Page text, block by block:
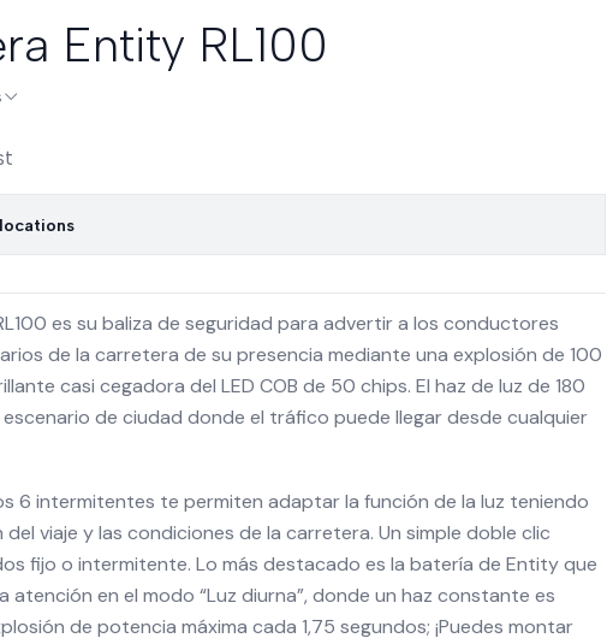
Entity RL100
es su baliza de seguridad para advertir a los conductores
de la carretera de su presencia mediante una explosión de 100
casi cegadora del LED COB de 50 chips. El haz de luz de 180
de ciudad donde el tráfico puede llegar desde cualquier
6 intermitentes te permiten adaptar la función de la luz teniendo
viaje y las condiciones de la carretera. Un simple doble clic
fijo o intermitente. Lo más destacado es la batería de Entity que
atención en el modo “Luz diurna”, donde un haz constante es
de potencia máxima cada 1,75 segundos; ¡Puedes montar